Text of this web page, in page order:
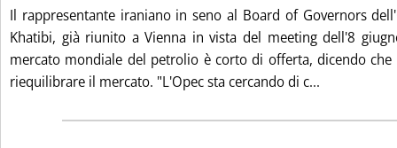
Il rappresentante iraniano in seno al Board of Governors
Khatibi, già riunito a Vienna in vista del meeting dell'8
mercato mondiale del petrolio è corto di offerta, dicendo che
riequilibrare il mercato. "L'Opec sta cercando di c...